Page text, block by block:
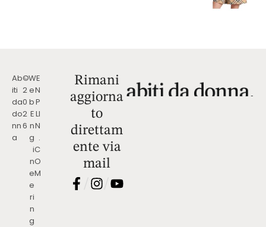
Ab
iti
da
do
nn
a
©
2
0
2
6
W
e
b
E
n
g
i
n
e
e
ri
n
g
E
N
P
LI
N
.
C
O
M
Rimani
aggiorna
to
direttam
ente via
mail
/